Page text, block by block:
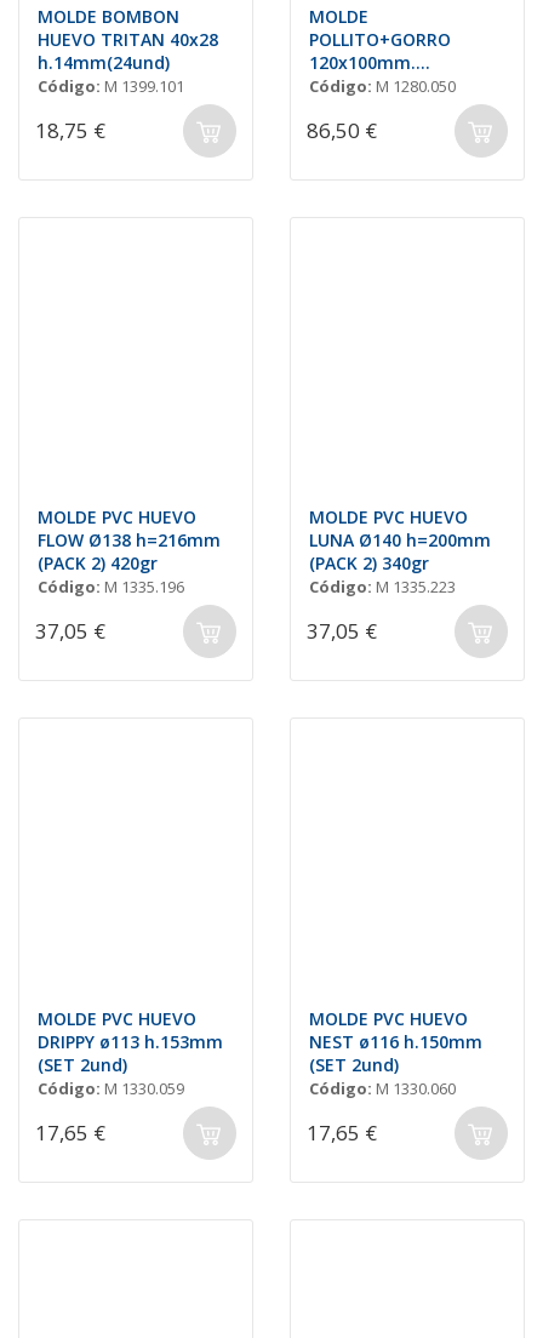
MOLDE BOMBON
HUEVO TRITAN 40x28
h.14mm(24und)
Código: M 1399.101
18,75 €
MOLDE
POLLITO+GORRO
120x100mm.
(2unds.)P/ROT.
Código: M 1280.050
86,50 €
MOLDE PVC HUEVO
FLOW Ø138 h=216mm
(PACK 2) 420gr
Código: M 1335.196
37,05 €
MOLDE PVC HUEVO
LUNA Ø140 h=200mm
(PACK 2) 340gr
Código: M 1335.223
37,05 €
MOLDE PVC HUEVO
DRIPPY ø113 h.153mm
(SET 2und)
Código: M 1330.059
17,65 €
MOLDE PVC HUEVO
NEST ø116 h.150mm
(SET 2und)
Código: M 1330.060
17,65 €